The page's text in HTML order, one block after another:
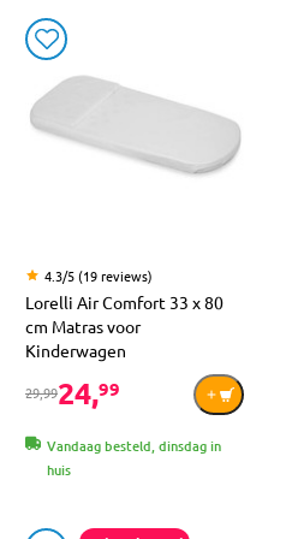
4.3/5 (19 reviews)
Lorelli Air Comfort 33 x 80
cm Matras voor
Kinderwagen
29,9924,99
Vandaag besteld, dinsdag in
huis